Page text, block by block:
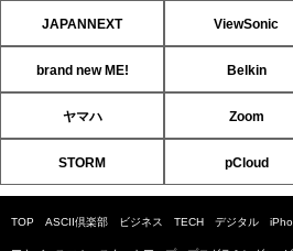
JAPANNEXT ViewSonic
brand new ME! Belkin
ヤマハ Zoom
STORM pCloud
TOP ASCII倶楽部 ビジネス TECH デジタル